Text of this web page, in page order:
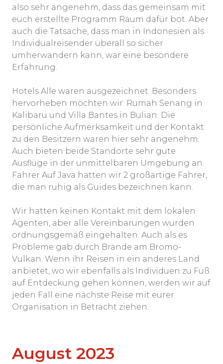
also sehr angenehm, dass das gemeinsam mit
euch erstellte Programm Raum dafür bot. Aber
auch die Tatsache, dass man in Indonesien als
Individualreisender überall so sicher
umherwandern kann, war eine besondere
Erfahrung.
Hotels Alle waren ausgezeichnet. Besonders
hervorheben möchten wir: Rumah Senang in
Kalibaru und Villa Bantes in Bulian. Die
persönliche Aufmerksamkeit und der Kontakt
zu den Besitzern waren hier sehr angenehm.
Auch bieten beide Standorte sehr gute
Ausflüge in der unmittelbaren Umgebung an.
Fahrer Auf Java hatten wir 2 großartige Fahrer,
die man ruhig als Guides bezeichnen kann.
Wir hatten keinen Kontakt mit dem lokalen
Agenten, aber alle Vereinbarungen wurden
ordnungsgemäß eingehalten. Auch als es
Probleme gab durch Brände am Bromo-
Vulkan. Wenn ihr Reisen in ein anderes Land
anbietet, wo wir ebenfalls als Individuen zu Fuß
auf Entdeckung gehen können, werden wir auf
jeden Fall eine nächste Reise mit eurer
Organisation in Betracht ziehen.
August 2023